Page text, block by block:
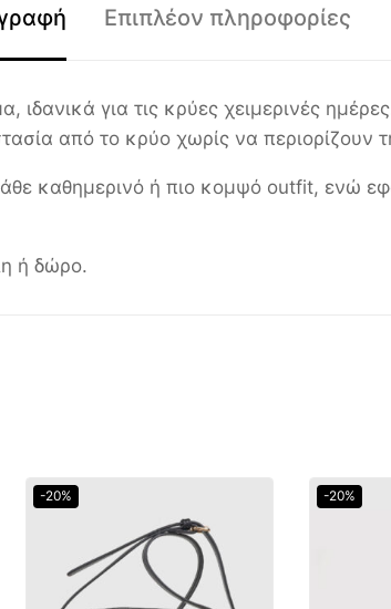
Επιπλέον πληροφορίες
για τις κρύες χειμερινές
από το κρύο χωρίς να περιορίζουν
καθημερινό ή πιο κομψό outfit, ενώ
ή δώρο.
-20% -20%